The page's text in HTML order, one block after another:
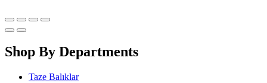
Shop By Departments
Taze Balıklar